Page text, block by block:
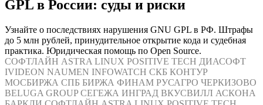
GPL в России: суды и риски
Узнайте о последствиях нарушения GNU GPL в РФ. Штрафы
до 5 млн рублей, принудительное открытие кода и судебная
практика. Юридическая помощь по Open Source.
СОФТЛАЙН ASTRA LINUX POSITIVE TECH ДИАСОФТ
IVIDEON NAUMEN INFOWATCH СКБ КОНТУР
МОСБИРЖА СПБ БИРЖА ФИНАМ РУСАГРО ЧЕРКИЗОВО
BELUGA GROUP СЕГЕЖА ИНГРАД ВКУСВИЛЛ АСКОНА